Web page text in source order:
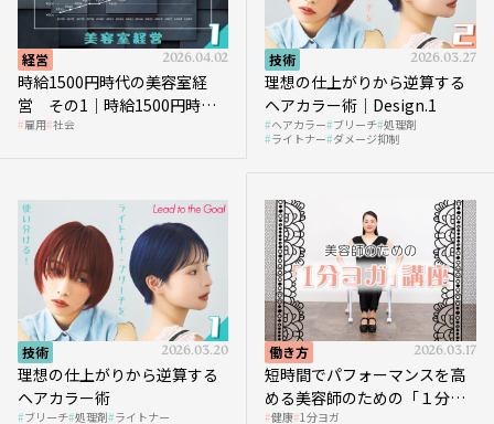
経営 2026.04.02
時給1500円時代の美容室経
営 その1｜時給1500円時代
へ向かう社会的背景
雇用 社会
技術 2026.03.27
理想の仕上がりから逆算する
ヘアカラー術｜Design.1
ヘアカラー ブリーチ 処理剤
ライトナー ダメージ抑制
技術 2026.03.20
理想の仕上がりから逆算する
ヘアカラー術
ブリーチ 処理剤 ライトナー
働き方 2026.03.17
短時間でパフォーマンスを高
める美容師のための「１分ヨ
健康 1分ヨガ